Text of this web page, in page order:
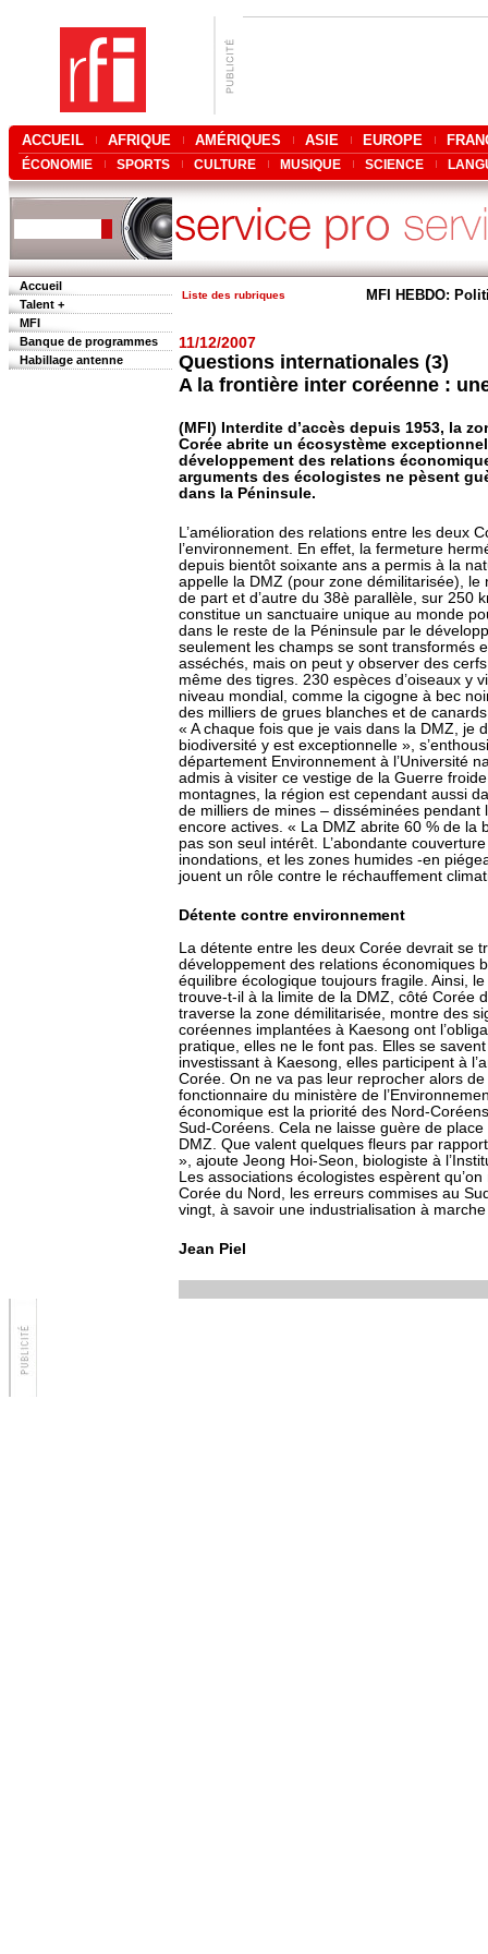
ACCUEIL AFRIQUE AMÉRIQUES ASIE EUROPE
ÉCONOMIE SPORTS CULTURE MUSIQUE SCIENCE
Accueil
Talent +
MFI
Banque de programmes
Habillage antenne
Liste des rubriques MFI HEBDO:
11/12/2007
Questions internationales (3)
A la frontière inter coréenne :
(MFI) Interdite d’accès depuis 1953, la
Corée abrite un écosystème
développement des relations
arguments des écologistes ne pèsent
dans la Péninsule.
L’amélioration des relations entre les deux
l’environnement. En effet, la fermeture
depuis bientôt soixante ans a permis à la
appelle la DMZ (pour zone démilitarisée), le
de part et d’autre du 38è parallèle, sur 250
constitue un sanctuaire unique au monde
dans le reste de la Péninsule par le
seulement les champs se sont transformés
asséchés, mais on peut y observer des
même des tigres. 230 espèces d’oiseaux y
niveau mondial, comme la cigogne à bec
des milliers de grues blanches et de
« A chaque fois que je vais dans la DMZ, je
biodiversité y est exceptionnelle »,
département Environnement à l’Université
admis à visiter ce vestige de la Guerre
montagnes, la région est cependant aussi
de milliers de mines – disséminées
encore actives. « La DMZ abrite 60 % de la
pas son seul intérêt. L’abondante
inondations, et les zones humides -en
jouent un rôle contre le réchauffement
Détente contre environnement
La détente entre les deux Corée devrait se
développement des relations économiques
équilibre écologique toujours fragile. Ainsi,
trouve-t-il à la limite de la DMZ, côté Corée
traverse la zone démilitarisée, montre des
coréennes implantées à Kaesong ont
pratique, elles ne le font pas. Elles se
investissant à Kaesong, elles participent à
Corée. On ne va pas leur reprocher alors
fonctionnaire du ministère de
économique est la priorité des Nord-
Sud-Coréens. Cela ne laisse guère de
DMZ. Que valent quelques fleurs par
», ajoute Jeong Hoi-Seon, biologiste à
Les associations écologistes espèrent
Corée du Nord, les erreurs commises au
vingt, à savoir une industrialisation à
Jean Piel